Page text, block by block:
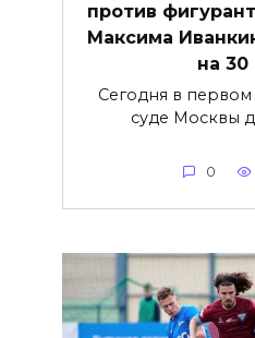
против
Максима
на 30
Сегодня в
суде Москвы
0